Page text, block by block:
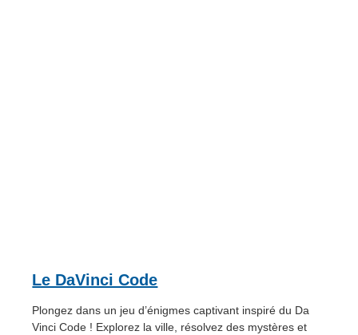
Le DaVinci Code
Plongez dans un jeu d’énigmes captivant inspiré du Da
Vinci Code ! Explorez la ville, résolvez des mystères et